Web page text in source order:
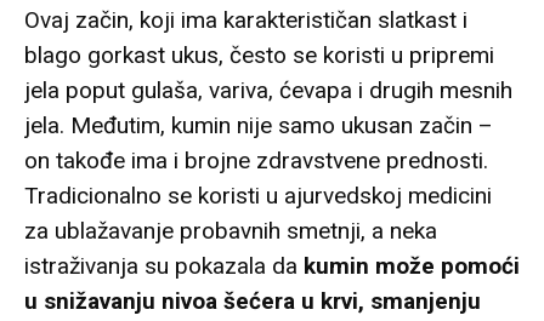
Ovaj začin, koji ima karakterističan slatkast i
blago gorkast ukus, često se koristi u pripremi
jela poput gulaša, variva, ćevapa i drugih mesnih
jela. Međutim, kumin nije samo ukusan začin –
on takođe ima i brojne zdravstvene prednosti.
Tradicionalno se koristi u ajurvedskoj medicini
za ublažavanje probavnih smetnji, a neka
istraživanja su pokazala da kumin može pomoći
u snižavanju nivoa šećera u krvi, smanjenju